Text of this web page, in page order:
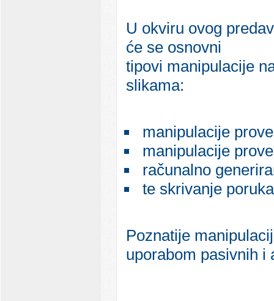
U okviru ovog
će se osnovni
tipovi manipulacije
slikama:
manipulacije
manipulacije
računalno
te skrivanje
Poznatije
uporabom pasivnih i